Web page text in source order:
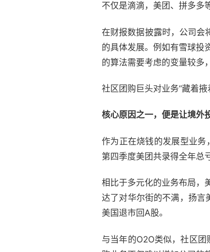
不仅是滴滴，美团、拼多多
在财报数据披露时，公司会
的具体发展。例如有雪球投
的算法需要考虑的变量较多
社区团购巨头对业务“藏着掖
核心原因之一，便是让境外
作为正在烧钱的发展型业务
第四季度美团共录得全年总
相比于多元化的业务布局，
达了对华尔街的不满，扬言
美国退市回A股。
与当年的O2O类似，社区团